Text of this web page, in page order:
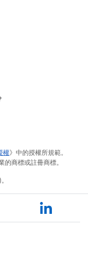
權》中的授權所規範。
商標或註冊商標。